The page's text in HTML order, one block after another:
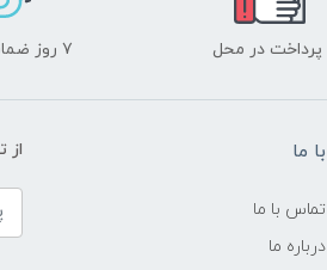
پرداخت در محل ۷ روز ضمانت بازگشت
با ما
تماس با ما
درباره ما
از